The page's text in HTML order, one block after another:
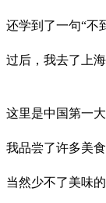
还学到了一句“不
过后，我去了上海
这里是中国第一大
我品尝了许多美
当然少不了美味的